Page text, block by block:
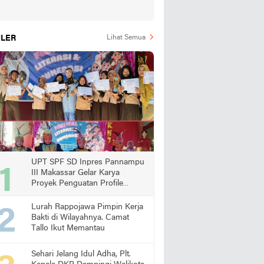
Lihat Semua
UPT SPF SD Inpres Pannampu
III Makassar Gelar Karya
Proyek Penguatan Profile
Lurah Rappojawa Pimpin Kerja
Bakti di Wilayahnya. Camat
Tallo Ikut Memantau
Sehari Jelang Idul Adha, Plt.